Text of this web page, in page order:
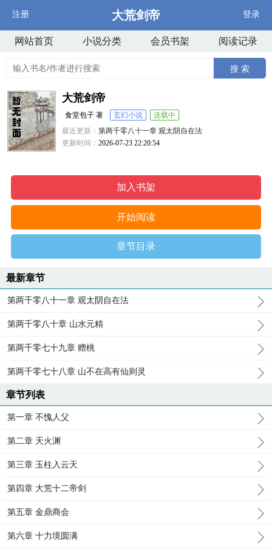
注册 大荒剑帝 登录
网站首页 小说分类 会员书架 阅读记录
搜 索
大荒剑帝
食堂包子 著 玄幻小说
连载中
最近更新：第两千零八十一章 观太阴自在法
更新时间：2026-07-23 22:20:54
加入书架
开始阅读
章节目录
最新章节
第两千零八十一章 观太阴自在法
第两千零八十章 山水元精
第两千零七十九章 赠桃
第两千零七十八章 山不在高有仙则灵
章节列表
第一章 不愧人父
第二章 天火渊
第三章 玉柱入云天
第四章 大荒十二帝剑
第五章 金鼎商会
第六章 十力境圆满